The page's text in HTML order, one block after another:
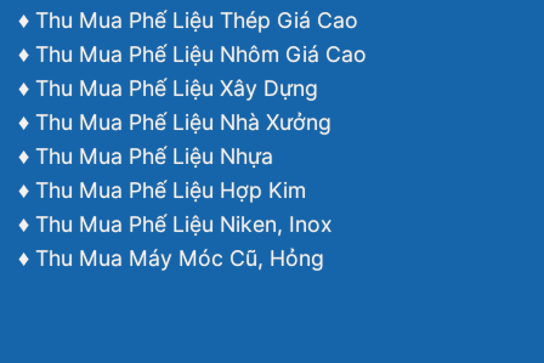
♦ Thu Mua Phế Liệu Thép Giá Cao
♦ Thu Mua Phế Liệu Nhôm Giá Cao
♦ Thu Mua Phế Liệu Xây Dựng
♦ Thu Mua Phế Liệu Nhà Xưởng
♦ Thu Mua Phế Liệu Nhựa
♦ Thu Mua Phế Liệu Hợp Kim
♦ Thu Mua Phế Liệu Niken, Inox
♦ Thu Mua Máy Móc Cũ, Hỏng